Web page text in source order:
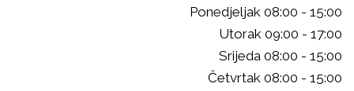
Ponedjeljak 08:00 - 15:00
Utorak 09:00 - 17:00
Srijeda 08:00 - 15:00
Četvrtak 08:00 - 15:00